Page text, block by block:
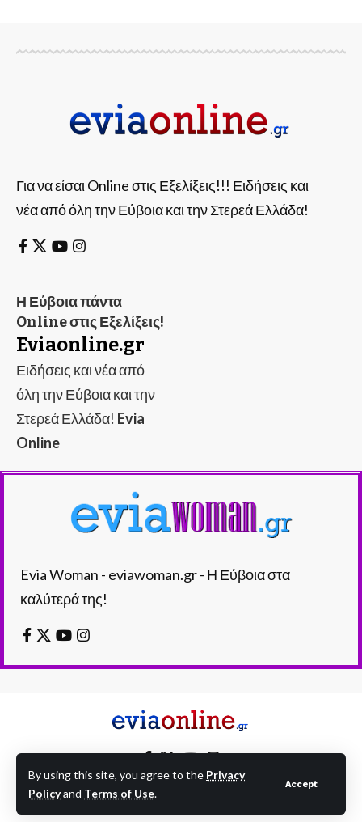
By using this site, you agree to the Privacy
Policyand Terms of Use.
Accept
Για να είσαι Online στις Εξελίξεις!!! Ειδήσεις και
νέα από όλη την Εύβοια και την Στερεά Ελλάδα!
Η Εύβοια πάντα
Online στις Εξελίξεις!
Eviaonline.gr
Ειδήσεις και νέα από
όλη την Εύβοια και την
Στερεά Ελλάδα! Evia
Online
Evia Woman - eviawoman.gr - Η Εύβοια στα
καλύτερά της!
EVIAONLINE © eviaonline.gr - All Rights Reserved.